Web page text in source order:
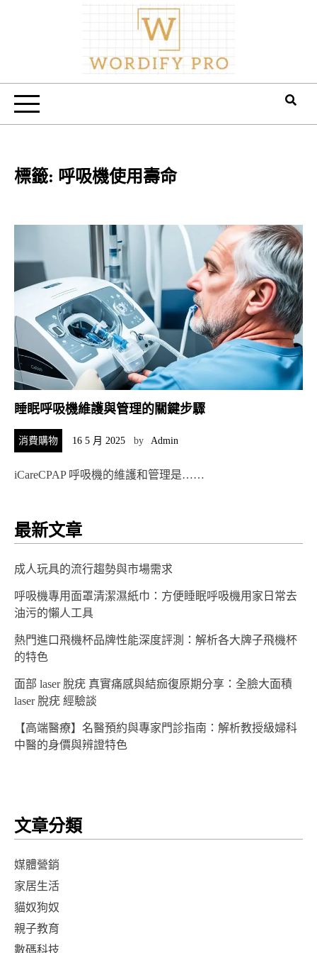
Wordify Pro
標籤: 呼吸機使用壽命
睡眠呼吸機維護與管理的關鍵步驟
消費購物 16 5 月 2025 by Admin
iCareCPAP 呼吸機的維護和管理是……
最新文章
成人玩具的流行趨勢與市場需求
呼吸機專用面罩清潔濕紙巾：方便睡眠呼吸機用家日常去
油污的懶人工具
熱門進口飛機杯品牌性能深度評測：解析各大牌子飛機杯
的特色
面部 laser 脫疣 真實痛感與結痂復原期分享：全臉大面積
laser 脫疣 經驗談
【高端醫療】名醫預約與專家門診指南：解析教授級婦科
中醫的身價與辨證特色
文章分類
媒體營銷
家居生活
貓奴狗奴
親子教育
數碼科技